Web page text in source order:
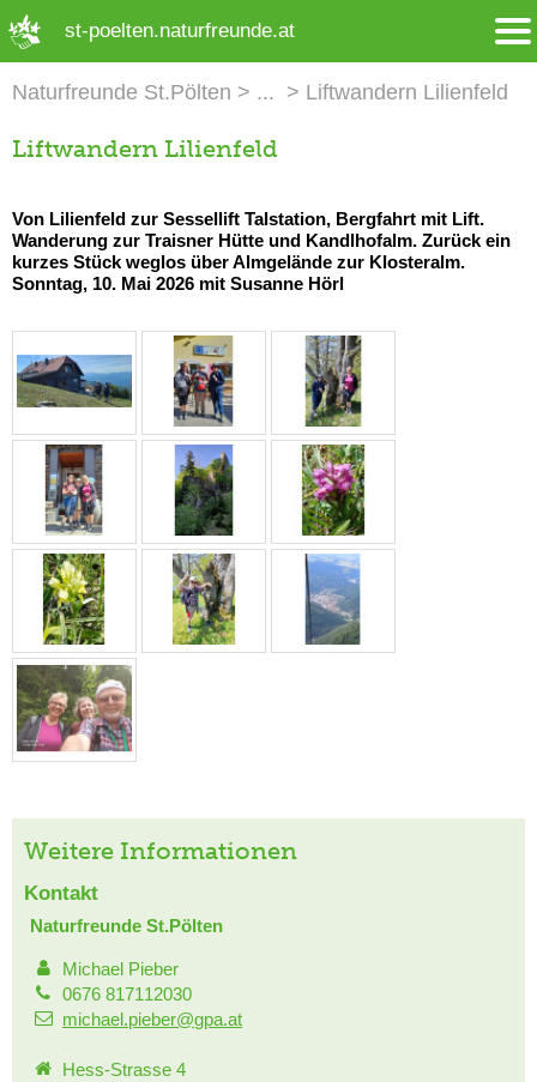
st-poelten.naturfreunde.at
Naturfreunde St.Pölten Liftwandern Lilienfeld
Liftwandern Lilienfeld
Von Lilienfeld zur Sessellift Talstation, Bergfahrt mit Lift.
Wanderung zur Traisner Hütte und Kandlhofalm. Zurück ein
kurzes Stück weglos über Almgelände zur Klosteralm.
Sonntag, 10. Mai 2026 mit Susanne Hörl
Weitere Informationen
Kontakt
Naturfreunde St.Pölten
Michael Pieber
0676 817112030
michael.pieber@gpa.at
Hess-Strasse 4